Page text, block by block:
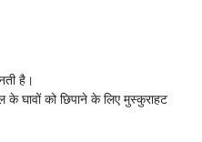
है।
के घावों को छिपाने के लिए मुस्कुराहट